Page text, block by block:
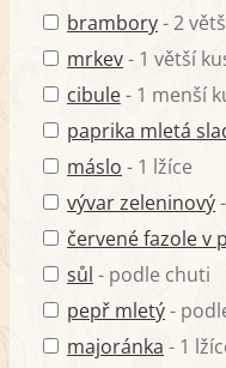
brambory- 2
mrkev- 1 větší
cibule- 1 menší
paprika mletá
máslo - 1 lžíce
vývar zeleninový
červené fazole v
sůl - podle chuti
pepř mletý-
majoránka - 1